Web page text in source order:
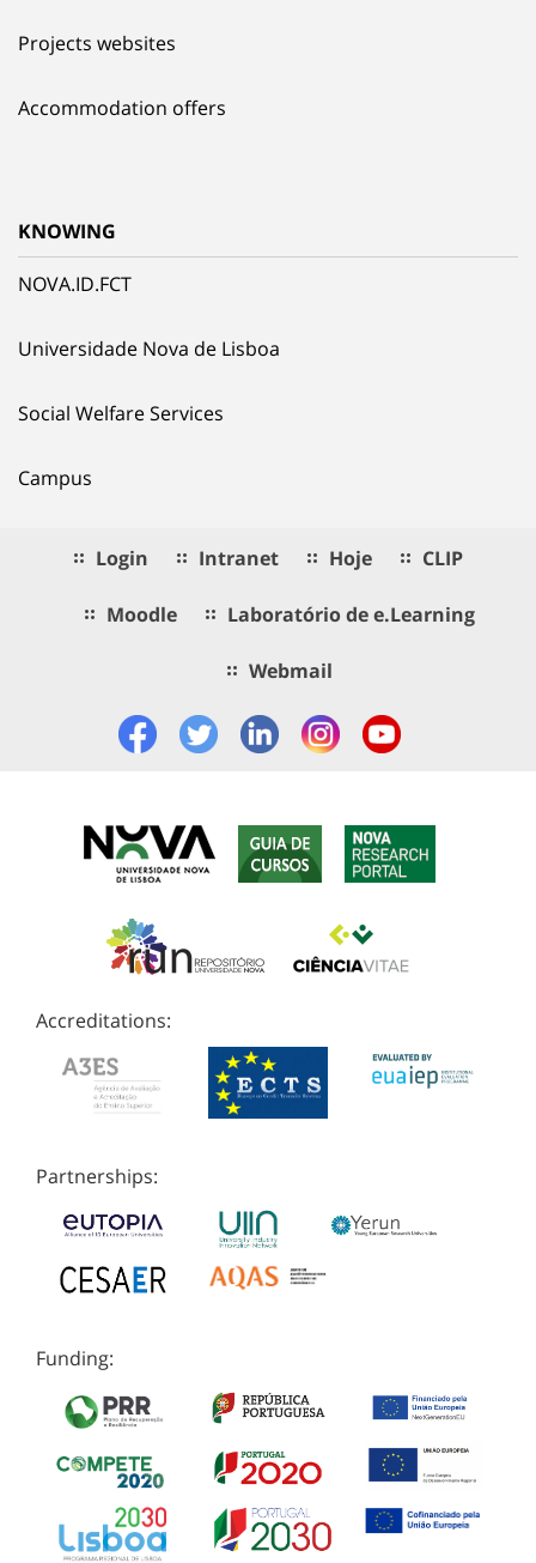
Projects websites
Accommodation offers
KNOWING
NOVA.ID.FCT
Universidade Nova de Lisboa
Social Welfare Services
Campus
Login Intranet Hoje CLIP
Moodle Laboratório de e.Learning
Webmail
Accreditations:
Partnerships:
Funding: